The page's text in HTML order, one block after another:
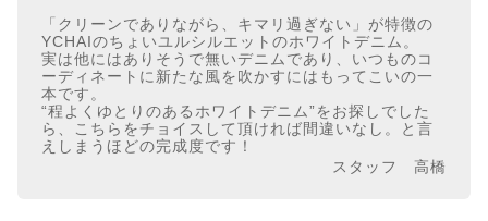
「クリーンでありながら、キマリ過ぎない」が特徴の
YCHAIのちょいユルシルエットのホワイトデニム。
実は他にはありそうで無いデニムであり、いつものコ
ーディネートに新たな風を吹かすにはもってこいの一
本です。
“程よくゆとりのあるホワイトデニム”をお探しでした
ら、こちらをチョイスして頂ければ間違いなし。と言
えしまうほどの完成度です！
スタッフ 高橋